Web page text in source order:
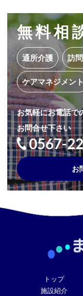
無料相
通所介護 訪
ケアマネジメント
お気軽にお電話で
お問合せ下さい
0567-
お
トップ
施設紹介